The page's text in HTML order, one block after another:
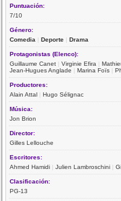
Puntuación:
7/10
Género:
Comedia |Deporte |Drama
Protagonistas (Elenco):
Guillaume Canet |Virginie Efira |
Jean-Hugues Anglade |Marina Foïs |
Productores:
Alain Attal |Hugo Sélignac
Música:
Jon Brion
Director:
Gilles Lellouche
Escritores:
Ahmed Hamidi |Julien Lambroschini |
Clasificación:
PG-13